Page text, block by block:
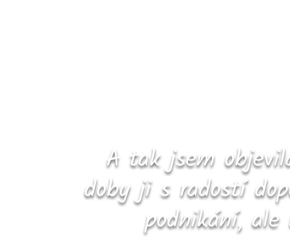
A tak jsem
doby ji s radostí
podnikání,